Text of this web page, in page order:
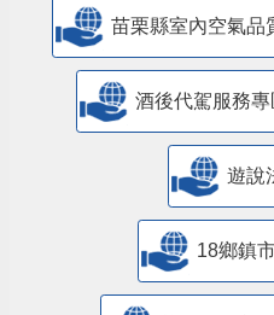
苗栗縣室內空氣品
酒後代駕服務專
遊說
18鄉鎮